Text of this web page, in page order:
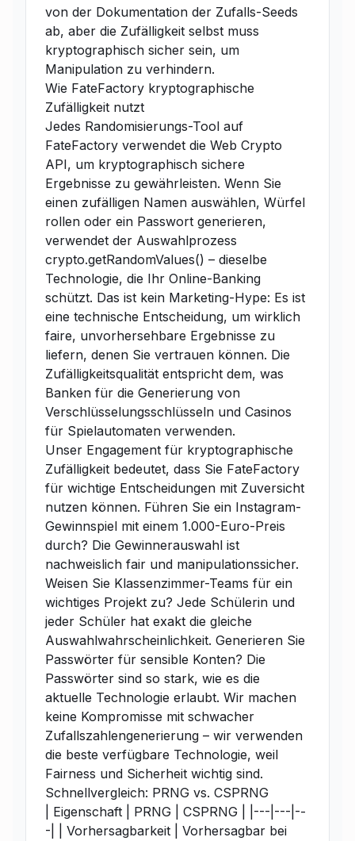
von der Dokumentation der Zufalls-Seeds
ab, aber die Zufälligkeit selbst muss
kryptographisch sicher sein, um
Manipulation zu verhindern.
Wie FateFactory kryptographische
Zufälligkeit nutzt
Jedes Randomisierungs-Tool auf
FateFactory verwendet die Web Crypto
API, um kryptographisch sichere
Ergebnisse zu gewährleisten. Wenn Sie
einen zufälligen Namen auswählen, Würfel
rollen oder ein Passwort generieren,
verwendet der Auswahlprozess
crypto.getRandomValues() – dieselbe
Technologie, die Ihr Online-Banking
schützt. Das ist kein Marketing-Hype: Es ist
eine technische Entscheidung, um wirklich
faire, unvorhersehbare Ergebnisse zu
liefern, denen Sie vertrauen können. Die
Zufälligkeitsqualität entspricht dem, was
Banken für die Generierung von
Verschlüsselungsschlüsseln und Casinos
für Spielautomaten verwenden.
Unser Engagement für kryptographische
Zufälligkeit bedeutet, dass Sie FateFactory
für wichtige Entscheidungen mit Zuversicht
nutzen können. Führen Sie ein Instagram-
Gewinnspiel mit einem 1.000-Euro-Preis
durch? Die Gewinnerauswahl ist
nachweislich fair und manipulationssicher.
Weisen Sie Klassenzimmer-Teams für ein
wichtiges Projekt zu? Jede Schülerin und
jeder Schüler hat exakt die gleiche
Auswahlwahrscheinlichkeit. Generieren Sie
Passwörter für sensible Konten? Die
Passwörter sind so stark, wie es die
aktuelle Technologie erlaubt. Wir machen
keine Kompromisse mit schwacher
Zufallszahlengenerierung – wir verwenden
die beste verfügbare Technologie, weil
Fairness und Sicherheit wichtig sind.
Schnellvergleich: PRNG vs. CSPRNG
| Eigenschaft | PRNG | CSPRNG | |---|---|--
-| | Vorhersagbarkeit | Vorhersagbar bei